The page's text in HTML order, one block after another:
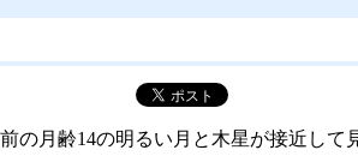
の月齢14の明るい月と木星が接近して